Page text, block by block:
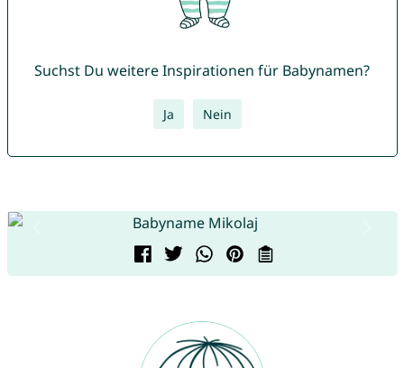
Suchst Du weitere Inspirationen für Babynamen?
Ja Nein